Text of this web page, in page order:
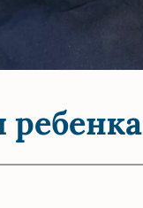
ребенка